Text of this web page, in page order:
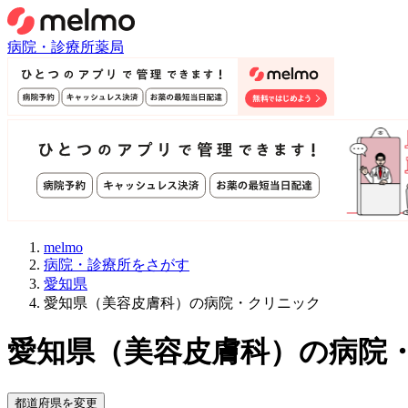
病院・診療所薬局
melmo
病院・診療所をさがす
愛知県
愛知県（美容皮膚科）の病院・クリニック
愛知県（美容皮膚科） の病院
都道府県を変更